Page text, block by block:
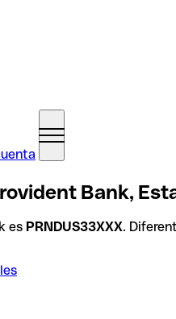
Bank,
es PRNDUS33XXX.